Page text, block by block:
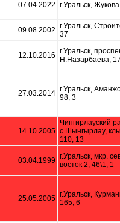
07.04.2022 г.Уральск,
09.08.2002 г.Уральск,
37
12.10.2016 г.Уральск,
Н.Назарбаева,
27.03.2014 г.Уральск,
98, 3
14.10.2005
Чингирлауский
с.Шынгырлау,
110, 13
03.04.1999 г.Уральск, мкр.
восток 2, 46\1, 1
25.05.2005 г.Уральск,
165, 6